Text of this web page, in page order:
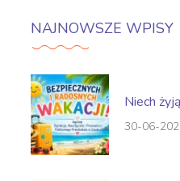
NAJNOWSZE WPISY
Niech
30-06-